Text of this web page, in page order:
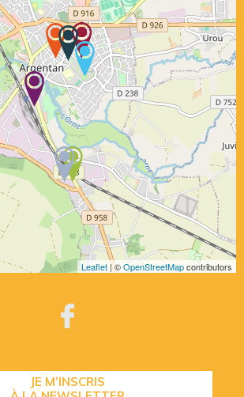
Leaflet | ©OpenStreetMapcontributors
JE M’INSCRIS